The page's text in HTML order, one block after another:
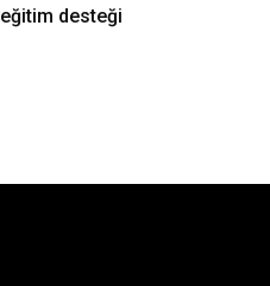
eğitim desteği